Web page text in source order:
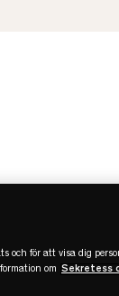
och för att visa dig
om Sekretess